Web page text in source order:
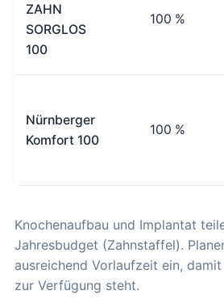
ZAHN
SORGLOS
100
100 %
Nürnberger
Komfort 100
100 %
Knochenaufbau und Implantat
Jahresbudget (Zahnstaffel).
ausreichend Vorlaufzeit ein,
zur Verfügung steht.